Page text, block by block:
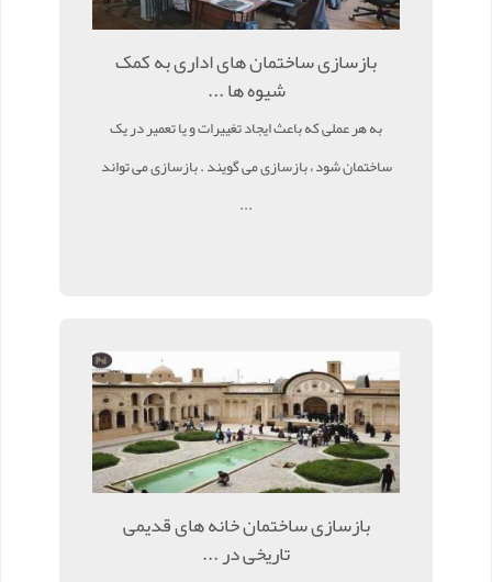
بازسازی ساختمان های اداری به کمک
شیوه ها ...
به هر عملی که باعث ایجاد تغییرات و یا تعمیر در یک
ساختمان شود ، بازسازی می گویند . بازسازی می تواند
...
بازسازی ساختمان خانه های قدیمی
تاریخی در ...